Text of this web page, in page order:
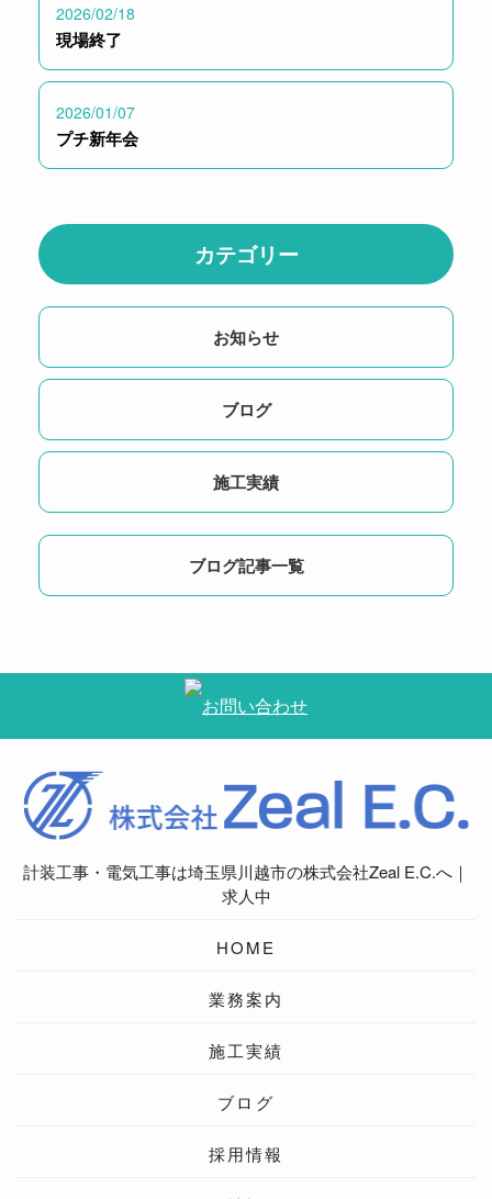
2026/02/18
現場終了
2026/01/07
プチ新年会
カテゴリー
お知らせ
ブログ
施工実績
ブログ記事一覧
計装工事・電気工事は埼玉県川越市の株式会社Zeal E.C.へ｜
求人中
HOME
業務案内
施工実績
ブログ
採用情報